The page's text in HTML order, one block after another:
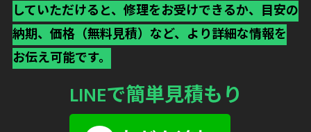
していただけると、修理をお受けできるか、目安の
納期、価格（無料見積）など、より詳細な情報を
お伝え可能です。
LINEで簡単見積もり